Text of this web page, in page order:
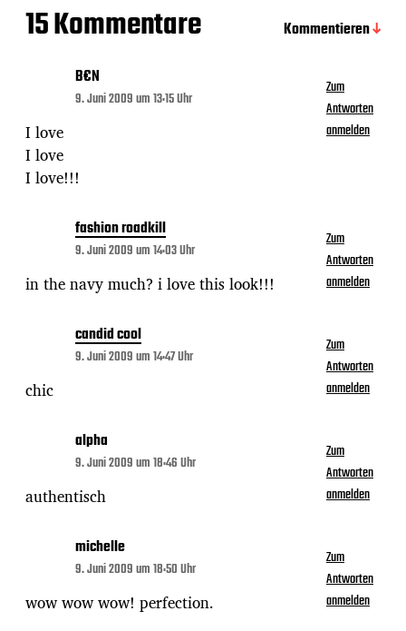
m
15 Kommentare
Kommentieren
B€N
9. Juni 2009 um 13:15 Uhr
I love
I love
I love!!!
Zum
Antworten
anmelden
fashion roadkill
9. Juni 2009 um 14:03 Uhr
in the navy much? i love this look!!!
Zum
Antworten
anmelden
candid cool
9. Juni 2009 um 14:47 Uhr
chic
Zum
Antworten
anmelden
alpha
9. Juni 2009 um 18:46 Uhr
authentisch
Zum
Antworten
anmelden
michelle
9. Juni 2009 um 18:50 Uhr
wow wow wow! perfection.
Zum
Antworten
anmelden